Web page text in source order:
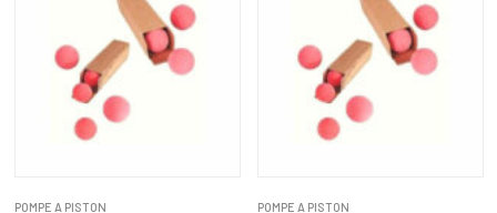
POMPE A PISTON POMPE A PISTON